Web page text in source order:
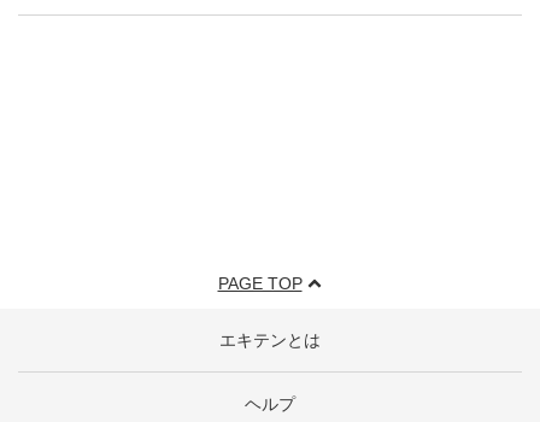
PAGE TOP
エキテンとは
ヘルプ